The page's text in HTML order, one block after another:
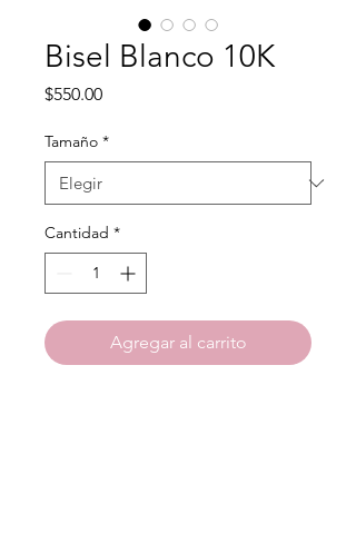
Bisel Blanco 10K
$550.00Precio
Tamaño *
Cantidad *
Agregar al carrito